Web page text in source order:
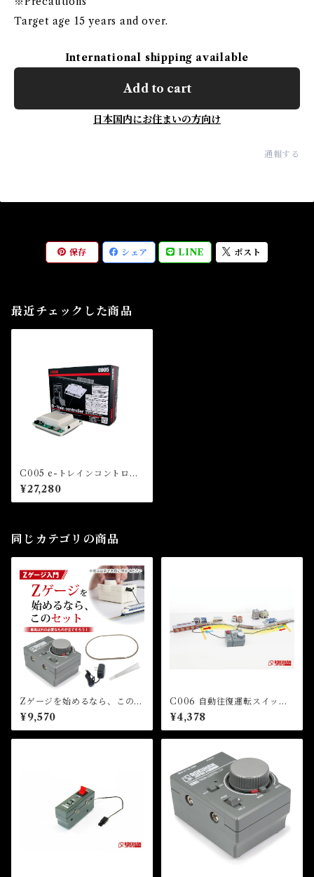
Target age 15 years and over.
International shipping available
Add to cart
日本国内にお住まいの方向け
通報する
保存 シェア LINE ポスト
最近チェックした商品
C005 e-トレインコントロー
ラー (e-Train Controller)
¥27,280
同じカテゴリの商品
Zゲージを始めるなら、このセ
ット！（車両別売）
¥9,570
C006 自動往復運転スイッチ
(SWITCH BACK CONTRO
LLER)
¥4,378